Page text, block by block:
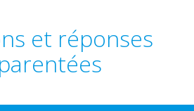
et réponses